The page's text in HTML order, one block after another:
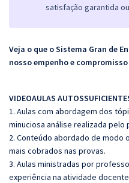
satisfação garantida
Veja o que o Sistema Gran de
nosso empenho e
VIDEOAULAS
1. Aulas com abordagem dos
minuciosa análise realizada
2. Conteúdo abordado de
mais cobrados nas provas.
3. Aulas ministradas por
experiência na atividade